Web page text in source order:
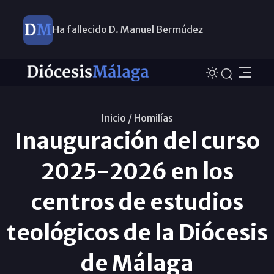
Ha fallecido D. Manuel Bermúdez
Inicio / Homilías
Inauguración del curso
2025-2026 en los
centros de estudios
teológicos de la Diócesis
de Málaga